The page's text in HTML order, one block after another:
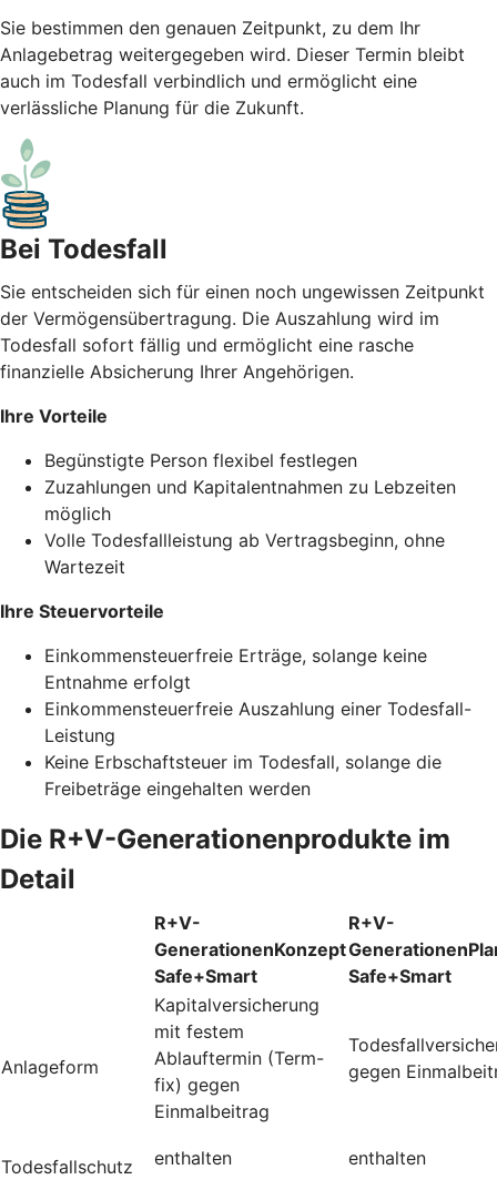
Sie bestimmen den genauen Zeitpunkt, zu dem Ihr
Anlagebetrag weitergegeben wird. Dieser Termin bleibt
auch im Todesfall verbindlich und ermöglicht eine
verlässliche Planung für die Zukunft.
Bei Todesfall
Sie entscheiden sich für einen noch ungewissen Zeitpunkt
der Vermögensübertragung. Die Auszahlung wird im
Todesfall sofort fällig und ermöglicht eine rasche
finanzielle Absicherung Ihrer Angehörigen.
Ihre Vorteile
Begünstigte Person flexibel festlegen
Zuzahlungen und Kapitalentnahmen zu Lebzeiten
möglich
Volle Todesfallleistung ab Vertragsbeginn, ohne
Wartezeit
Ihre Steuervorteile
Einkommensteuerfreie Erträge, solange keine
Entnahme erfolgt
Einkommensteuerfreie Auszahlung einer Todesfall-
Leistung
Keine Erbschaftsteuer im Todesfall, solange die
Freibeträge eingehalten werden
Die R+V-Generationenprodukte im
Detail
R+V-
GenerationenKonzept
Safe+Smart
R+V-
Safe+Smart
Anlageform
Kapitalversicherung
mit festem
Ablauftermin (Term-
fix) gegen
Einmalbeitrag
gegen
Todesfallschutz enthalten enthalten